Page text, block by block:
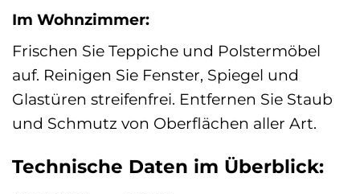
Im Wohnzimmer:
Frischen Sie Teppiche und Polstermöbel
auf. Reinigen Sie Fenster, Spiegel und
Glastüren streifenfrei. Entfernen Sie Staub
und Schmutz von Oberflächen aller Art.
Technische Daten im Überblick: